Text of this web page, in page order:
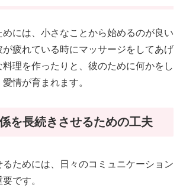
には、小さなことから始めるのが良い
が疲れている時にマッサージをしてあげ
理を作ったりと、彼のために何かをし
情が育まれます。
を長続きさせるための工夫
ためには、日々のコミュニケーション
です。